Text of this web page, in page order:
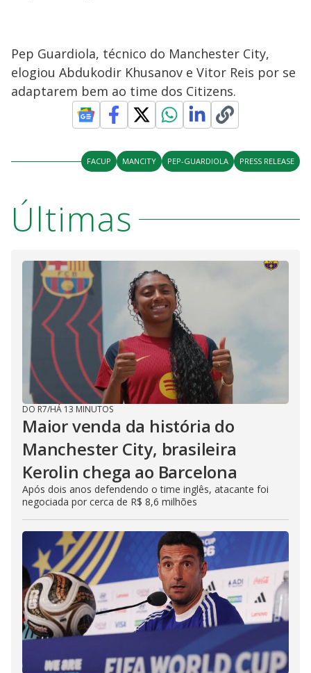
Pep Guardiola, técnico do Manchester City,
elogiou Abdukodir Khusanov e Vitor Reis por se
adaptarem bem ao time dos Citizens.
FACUP MANCITY PEP-GUARDIOLA PRESS RELEASE
Últimas
DO R7/HÁ 13 MINUTOS
Maior venda da história do
Manchester City, brasileira
Kerolin chega ao Barcelona
Após dois anos defendendo o time inglês, atacante foi
negociada por cerca de R$ 8,6 milhões